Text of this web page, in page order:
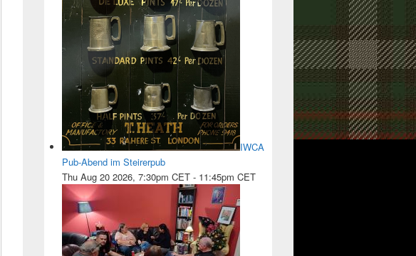
IWCA
Pub-Abend im Steirerpub
Thu Aug 20 2026, 7:30pm CET - 11:45pm CET